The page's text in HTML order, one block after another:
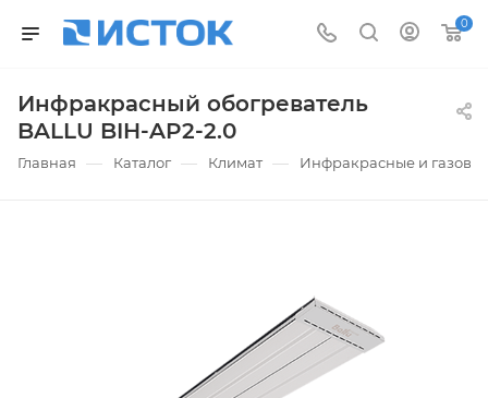
0
Инфракрасный обогреватель
BALLU BIH-AP2-2.0
Главная — Каталог — Климат — Инфракрасные и